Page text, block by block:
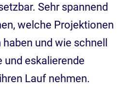
Sehr spannend
welche Projektionen
und wie schnell
und eskalierende
Lauf nehmen.